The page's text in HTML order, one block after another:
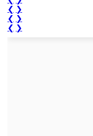
❮ ❯
❮ ❯
❮ ❯